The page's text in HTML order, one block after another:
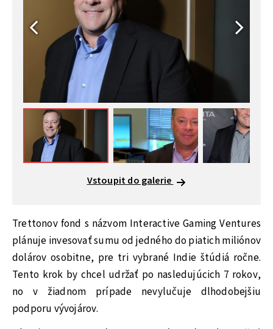
Vstoupit do galerie
Trettonov fond s názvom Interactive Gaming Ventures
plánuje invesovať sumu od jedného do piatich miliónov
dolárov osobitne, pre tri vybrané Indie štúdiá ročne.
Tento krok by chcel udržať po nasledujúcich 7 rokov,
no v žiadnom prípade nevylučuje dlhodobejšiu
podporu vývojárov.